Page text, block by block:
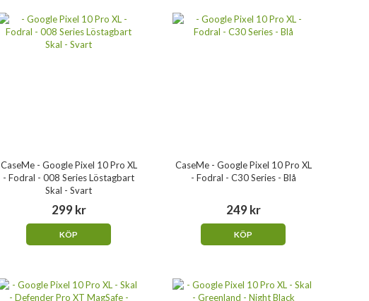
CaseMe - Google Pixel 10 Pro XL
- Fodral - 008 Series Löstagbart
Skal - Svart
299 kr
KÖP
CaseMe - Google Pixel 10 Pro XL
- Fodral - C30 Series - Blå
249 kr
KÖP